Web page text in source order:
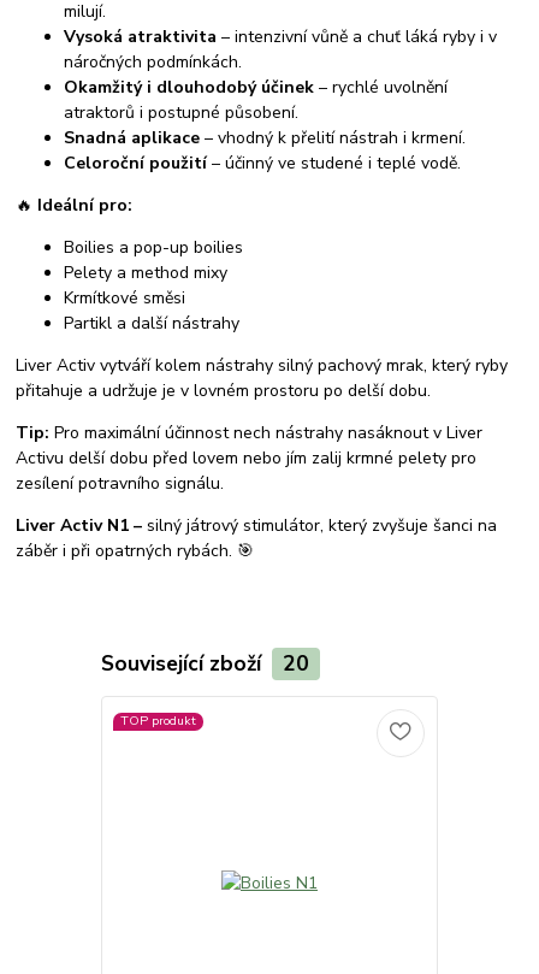
milují.
Vysoká atraktivita – intenzivní vůně a chuť láká ryby i v
náročných podmínkách.
Okamžitý i dlouhodobý účinek – rychlé uvolnění
atraktorů i postupné působení.
Snadná aplikace – vhodný k přelití nástrah i krmení.
Celoroční použití– účinný ve studené i teplé vodě.
🔥 Ideální pro:
Boilies a pop-up boilies
Pelety a method mixy
Krmítkové směsi
Partikl a další nástrahy
Liver Activ vytváří kolem nástrahy silný pachový mrak, který ryby
přitahuje a udržuje je v lovném prostoru po delší dobu.
Tip: Pro maximální účinnost nech nástrahy nasáknout v Liver
Activu delší dobu před lovem nebo jím zalij krmné pelety pro
zesílení potravního signálu.
Liver Activ N1 –silný játrový stimulátor, který zvyšuje šanci na
záběr i při opatrných rybách. 🎯
Související zboží 20
TOP produkt